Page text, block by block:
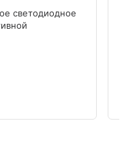
светодиодное